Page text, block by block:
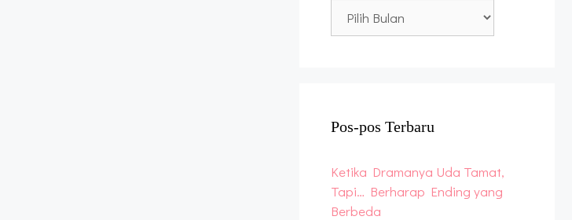
Archive
Pos-pos Terbaru
Ketika Dramanya Uda Tamat,
Tapi… Berharap Ending yang
Berbeda